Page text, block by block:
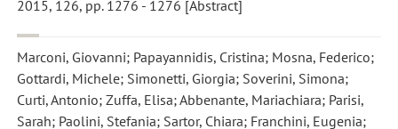
2015, 126, pp. 1276 - 1276 [Abstract]
Marconi, Giovanni; Papayannidis, Cristina; Mosna, Federico;
Gottardi, Michele; Simonetti, Giorgia; Soverini, Simona;
Curti, Antonio; Zuffa, Elisa; Abbenante, Mariachiara; Parisi,
Sarah; Paolini, Stefania; Sartor, Chiara; Franchini, Eugenia;